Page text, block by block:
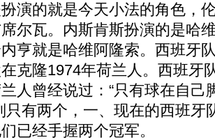
演的就是今天小法的角色，
尔瓦。内斯肯斯扮演的是哈
亨就是哈维阿隆索。西班牙
克隆1974年荷兰人。西班牙
人曾经说过：“只有球在自己
只有两个，一、现在的西班牙
已经手握两个冠军。